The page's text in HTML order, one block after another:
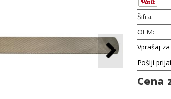
Šifra:
OEM:
Vprašaj
Pošlji
Cena